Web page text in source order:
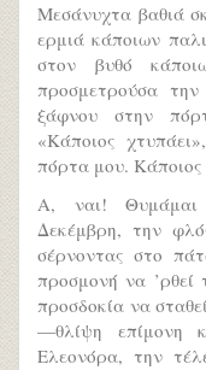
Μεσάνυχτα βαθιά
ερμιά κάποιων
στον βυθό
προσμετρούσα
ξάφνου στην
«Κάποιος
πόρτα μου. Κάποιος
Α, ναι! Θυμάμαι
Δεκέμβρη, την
σέρνοντας στο
προσμονή να ’ρθεί
προσδοκία να
—θλίψη επίμονη
Ελεονόρα, την